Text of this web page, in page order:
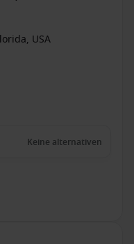
USA
Keine alternativen